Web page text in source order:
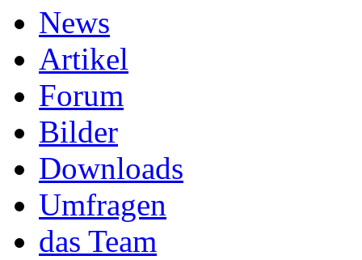
News
Artikel
Forum
Bilder
Downloads
Umfragen
das Team